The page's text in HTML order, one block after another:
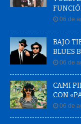
06 de
BAJO
BLUES
06 de
CAMI
CON
06 de